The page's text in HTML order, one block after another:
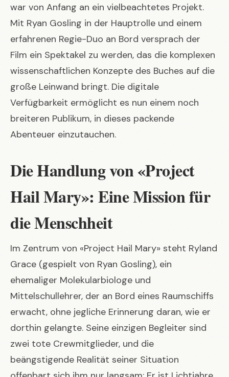
war von Anfang an ein vielbeachtetes Projekt.
Mit Ryan Gosling in der Hauptrolle und einem
erfahrenen Regie-Duo an Bord versprach der
Film ein Spektakel zu werden, das die komplexen
wissenschaftlichen Konzepte des Buches auf die
große Leinwand bringt. Die digitale
Verfügbarkeit ermöglicht es nun einem noch
breiteren Publikum, in dieses packende
Abenteuer einzutauchen.
Die Handlung von «Project
Hail Mary»: Eine Mission für
die Menschheit
Im Zentrum von «Project Hail Mary» steht Ryland
Grace (gespielt von Ryan Gosling), ein
ehemaliger Molekularbiologe und
Mittelschullehrer, der an Bord eines Raumschiffs
erwacht, ohne jegliche Erinnerung daran, wie er
dorthin gelangte. Seine einzigen Begleiter sind
zwei tote Crewmitglieder, und die
beängstigende Realität seiner Situation